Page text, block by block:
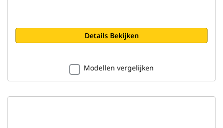
Details Bekijken
Modellen vergelijken